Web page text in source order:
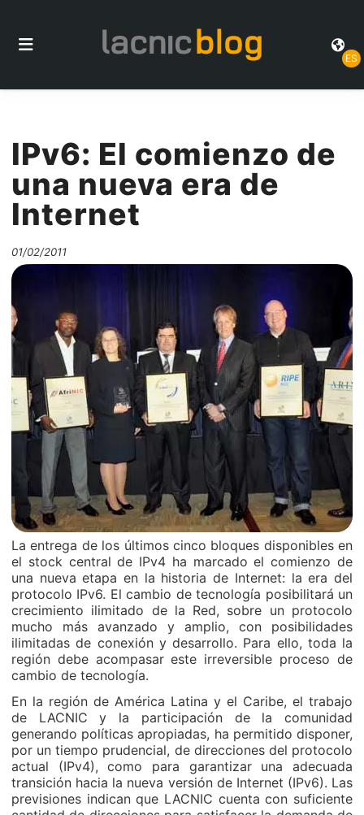
ES
IPv6: El comienzo de
una nueva era de
Internet
01/02/2011
La entrega de los últimos cinco bloques disponibles en
el stock central de IPv4 ha marcado el comienzo de
una nueva etapa en la historia de Internet: la era del
protocolo IPv6. El cambio de tecnología posibilitará un
crecimiento ilimitado de la Red, sobre un protocolo
mucho más avanzado y amplio, con posibilidades
ilimitadas de conexión y desarrollo. Para ello, toda la
región debe acompasar este irreversible proceso de
cambio de tecnología.
En la región de América Latina y el Caribe, el trabajo
de LACNIC y la participación de la comunidad
generando políticas apropiadas, ha permitido disponer,
por un tiempo prudencial, de direcciones del protocolo
actual (IPv4), como para garantizar una adecuada
transición hacia la nueva versión de Internet (IPv6). Las
previsiones indican que LACNIC cuenta con suficiente